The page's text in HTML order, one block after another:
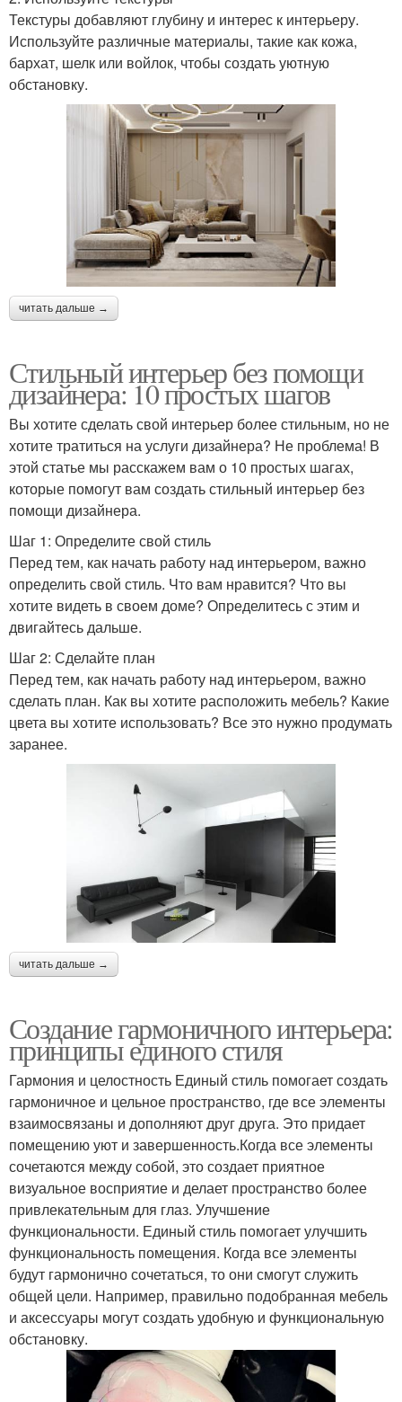
Текстуры добавляют глубину и интерес к интерьеру.
Используйте различные материалы, такие как кожа,
бархат, шелк или войлок, чтобы создать уютную
обстановку.
читать дальше →
Стильный интерьер без помощи
дизайнера: 10 простых шагов
Вы хотите сделать свой интерьер более стильным, но не
хотите тратиться на услуги дизайнера? Не проблема! В
этой статье мы расскажем вам о 10 простых шагах,
которые помогут вам создать стильный интерьер без
помощи дизайнера.
Шаг 1: Определите свой стиль
Перед тем, как начать работу над интерьером, важно
определить свой стиль. Что вам нравится? Что вы
хотите видеть в своем доме? Определитесь с этим и
двигайтесь дальше.
Шаг 2: Сделайте план
Перед тем, как начать работу над интерьером, важно
сделать план. Как вы хотите расположить мебель? Какие
цвета вы хотите использовать? Все это нужно продумать
заранее.
читать дальше →
Создание гармоничного интерьера:
принципы единого стиля
Гармония и целостность Единый стиль помогает создать
гармоничное и цельное пространство, где все элементы
взаимосвязаны и дополняют друг друга. Это придает
помещению уют и завершенность.Когда все элементы
сочетаются между собой, это создает приятное
визуальное восприятие и делает пространство более
привлекательным для глаз. Улучшение
функциональности. Единый стиль помогает улучшить
функциональность помещения. Когда все элементы
будут гармонично сочетаться, то они смогут служить
общей цели. Например, правильно подобранная мебель
и аксессуары могут создать удобную и функциональную
обстановку.